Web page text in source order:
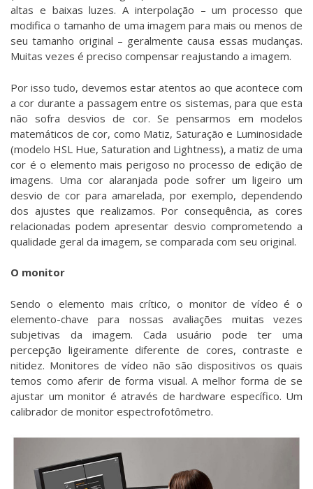
altas e baixas luzes. A interpolação – um processo que
modifica o tamanho de uma imagem para mais ou menos de
seu tamanho original – geralmente causa essas mudanças.
Muitas vezes é preciso compensar reajustando a imagem.
Por isso tudo, devemos estar atentos ao que acontece com
a cor durante a passagem entre os sistemas, para que esta
não sofra desvios de cor. Se pensarmos em modelos
matemáticos de cor, como Matiz, Saturação e Luminosidade
(modelo HSL Hue, Saturation and Lightness), a matiz de uma
cor é o elemento mais perigoso no processo de edição de
imagens. Uma cor alaranjada pode sofrer um ligeiro um
desvio de cor para amarelada, por exemplo, dependendo
dos ajustes que realizamos. Por consequência, as cores
relacionadas podem apresentar desvio comprometendo a
qualidade geral da imagem, se comparada com seu original.
O monitor
Sendo o elemento mais crítico, o monitor de vídeo é o
elemento-chave para nossas avaliações muitas vezes
subjetivas da imagem. Cada usuário pode ter uma
percepção ligeiramente diferente de cores, contraste e
nitidez. Monitores de vídeo não são dispositivos os quais
temos como aferir de forma visual. A melhor forma de se
ajustar um monitor é através de hardware específico. Um
calibrador de monitor espectrofotômetro.